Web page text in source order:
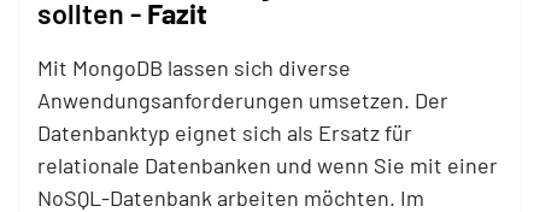
sollten - Fazit
Mit MongoDB lassen sich diverse
Anwendungsanforderungen umsetzen. Der
Datenbanktyp eignet sich als Ersatz für
relationale Datenbanken und wenn Sie mit einer
NoSQL-Datenbank arbeiten möchten. Im